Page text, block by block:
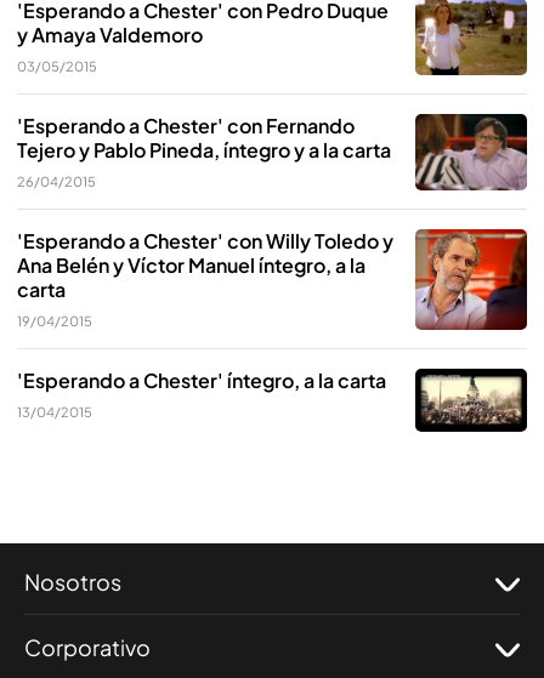
'Esperando a Chester' con Pedro Duque
y Amaya Valdemoro
03/05/2015
'Esperando a Chester' con Fernando
Tejero y Pablo Pineda, íntegro y a la carta
26/04/2015
'Esperando a Chester' con Willy Toledo y
Ana Belén y Víctor Manuel íntegro, a la
carta
19/04/2015
'Esperando a Chester' íntegro, a la carta
13/04/2015
Nosotros
Corporativo